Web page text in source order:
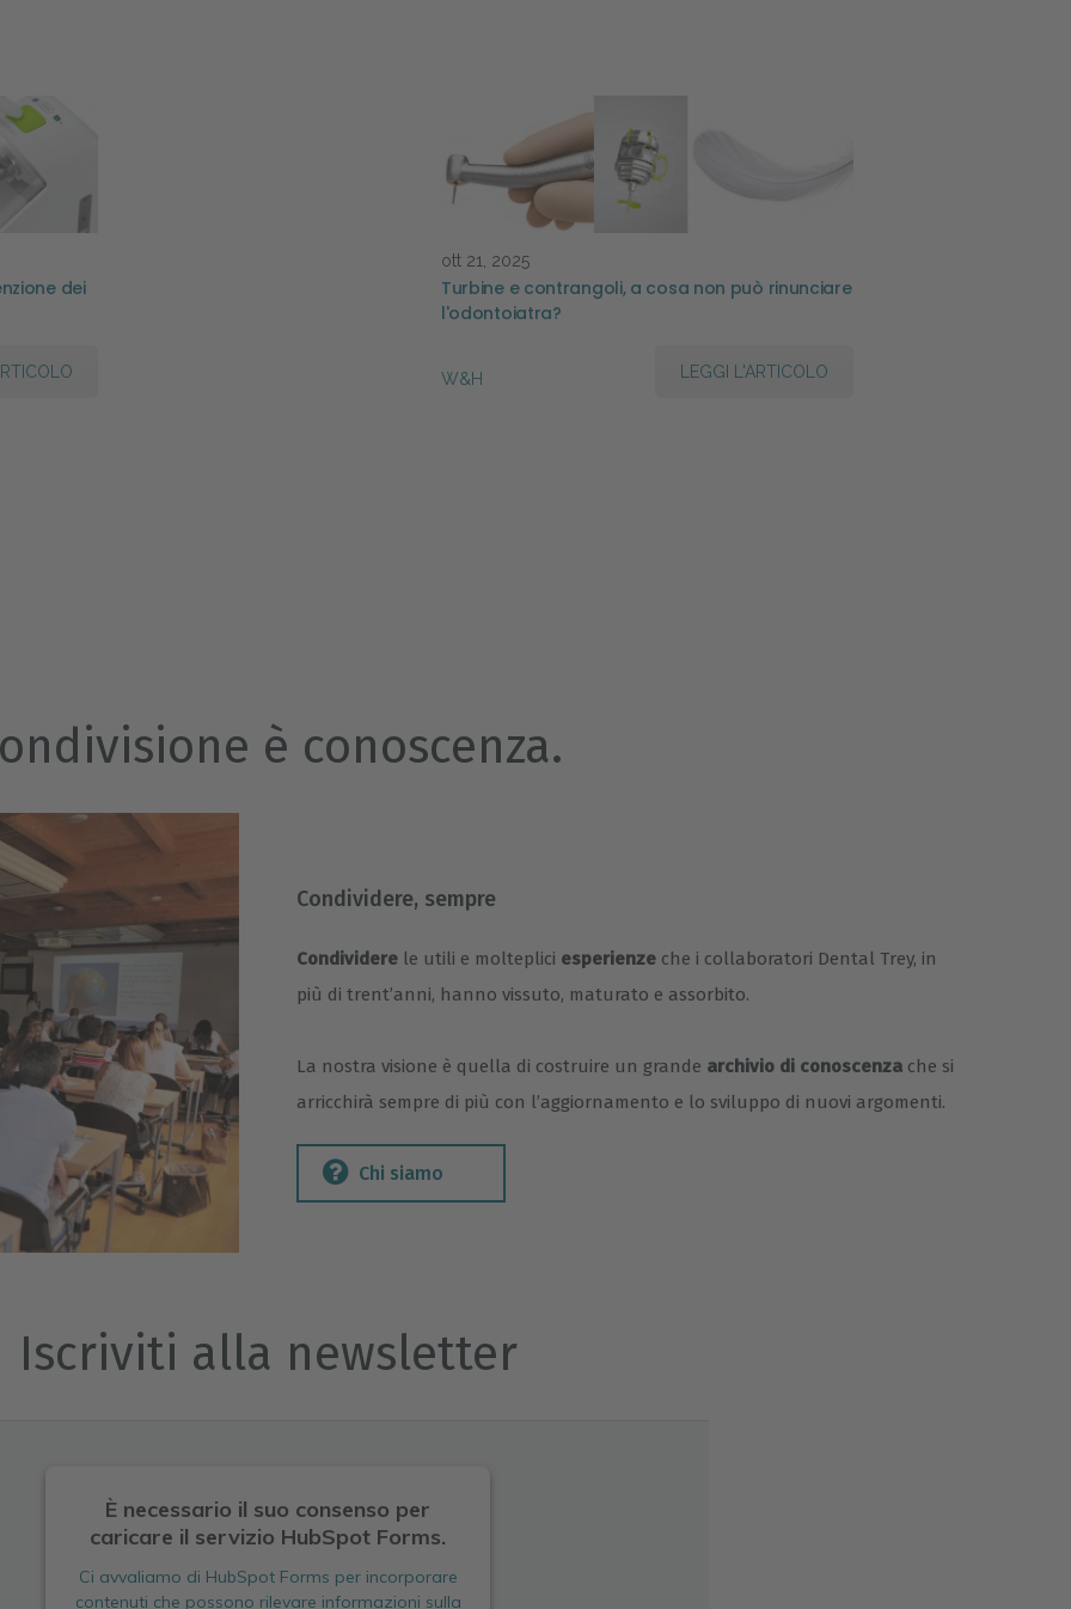
dei
ott 21, 2025
Turbine e contrangoli, a cosa non può rinunciare
l'odontoiatra?
W&H LEGGI L'ARTICOLO
è conoscenza.
Condividere, sempre
Condividere le utili e molteplici esperienze che i collaboratori Dental Trey, in
più di trent’anni, hanno vissuto, maturato e assorbito.
La nostra visione è quella di costruire un grande archivio di conoscenza che si
arricchirà sempre di più con l’aggiornamento e lo sviluppo di nuovi argomenti.
Chi siamo
Iscriviti alla newsletter
È necessario il suo consenso per
caricare il servizio HubSpot Forms.
Ci avvaliamo di HubSpot Forms per incorporare
contenuti che possono rilevare informazioni sulla